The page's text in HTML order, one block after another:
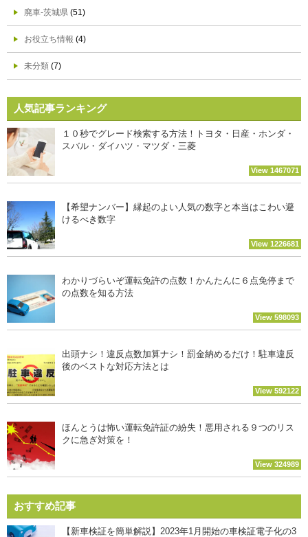
廃車-茨城県 (51)
お役立ち情報 (4)
未分類 (7)
人気記事ランキング
１０秒でグレード検索する方法！トヨタ・日産・ホンダ・
スバル・ダイハツ・マツダ・三菱
View 1467071
【希望ナンバー】縁起のよい人気の数字と本当はこわい避
けるべき数字
View 1226681
わかりづらいぞ運転免許の点数！かんたんに６点免停まで
の点数を知る方法
View 598093
出頭ナシ！違反点数加算ナシ！罰金納めるだけ！駐車違反
後のベストな対応方法とは
View 592122
ほんとうは怖い運転免許証の紛失！悪用される９つのリス
クに急ぎ対策を！
View 324989
おすすめ記事
【新車検証を簡単解説】2023年1月開始の車検証電子化の3